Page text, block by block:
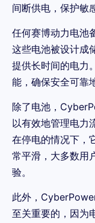
间断供电，保护敏
任何赛博动力电池
这些电池被设计成
提供长时间的电力
能，确保安全可靠
除了电池，
以有效地管理电力
在停电的情况下，
常平滑，大多数用
验。
此外，
至关重要的，因为